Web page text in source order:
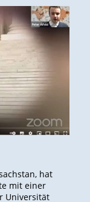
hat
mit einer
Universität